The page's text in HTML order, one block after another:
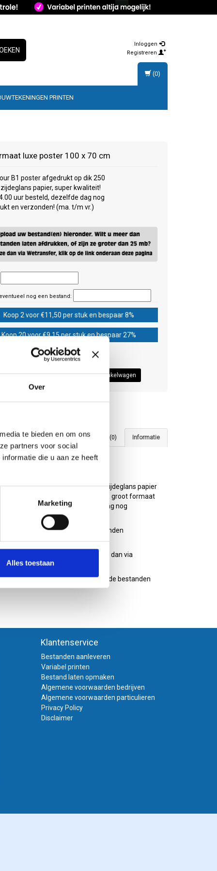
Over
te bieden en om ons
partners voor social
die u aan ze heeft
Marketing
Alles toestaan
Inloggen
Registreren
PRINTEN
(0)
luxe poster 100 x 70 cm
B1 poster afgedrukt op dik 250
papier, super kwaliteit!
uur besteld, dezelfde dag nog
en verzonden! (ma. t/m vr.)
nog een bestand:
Koop 2 voor €11,50 per stuk en bespaar 8%
Koop 20 voor €9,15 per stuk en bespaar 27%
Informatie
Reviews (0)
Tags (10)
inkt op heel dik 250 grams zijdeglans papier
posters wilt hebben, of uw foto's op groot formaat
14.00 uur besteld, dezelfde dag nog
hebben, kunt u verschillende bestanden
zijn ze groter dan 25mb? Stuur ze dan via
. Heeft u vragen over de bestanden
Klantenservice
Bestanden aanleveren
Variabel printen
Bestand laten opmaken
Algemene voorwaarden bedrijven
Algemene voorwaarden particulieren
Privacy Policy
Disclaimer